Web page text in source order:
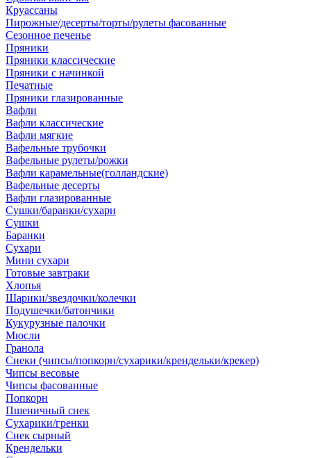
Круассаны
Пирожные/десерты/торты/рулеты фасованные
Сезонное печенье
Пряники
Пряники классические
Пряники с начинкой
Печатные
Пряники глазированные
Вафли
Вафли классические
Вафли мягкие
Вафельные трубочки
Вафельные рулеты/рожки
Вафли карамельные(голландские)
Вафельные десерты
Вафли глазированные
Сушки/баранки/сухари
Сушки
Баранки
Сухари
Мини сухари
Готовые завтраки
Хлопья
Шарики/звездочки/колечки
Подушечки/батончики
Кукурузные палочки
Мюсли
Гранола
Снеки (чипсы/попкорн/сухарики/крендельки/крекер)
Чипсы весовые
Чипсы фасованные
Попкорн
Пшеничный снек
Сухарики/гренки
Снек сырный
Крендельки